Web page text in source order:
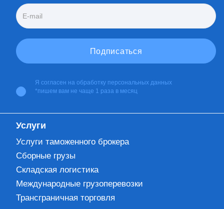
Я согласен на обработку персональных данных
*пишем вам не чаще 1 раза в месяц
Услуги
Услуги таможенного брокера
Сборные грузы
Складская логистика
Международные грузоперевозки
Трансграничная торговля